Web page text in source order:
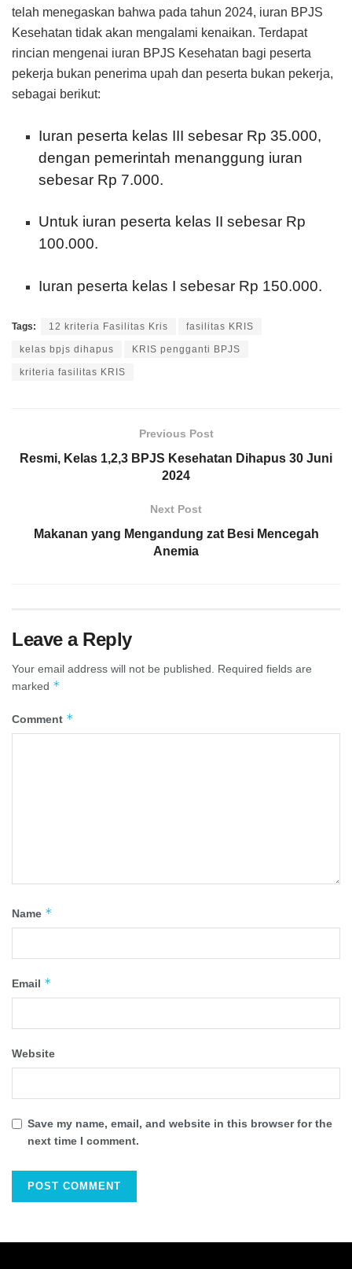
telah menegaskan bahwa pada tahun 2024, iuran BPJS
Kesehatan tidak akan mengalami kenaikan. Terdapat
rincian mengenai iuran BPJS Kesehatan bagi peserta
pekerja bukan penerima upah dan peserta bukan pekerja,
sebagai berikut:
Iuran peserta kelas III sebesar Rp 35.000,
dengan pemerintah menanggung iuran
sebesar Rp 7.000.
Untuk iuran peserta kelas II sebesar Rp
100.000.
Iuran peserta kelas I sebesar Rp 150.000.
Tags: 12 kriteria Fasilitas Kris fasilitas KRIS
kelas bpjs dihapus KRIS pengganti BPJS
kriteria fasilitas KRIS
Previous Post
Resmi, Kelas 1,2,3 BPJS Kesehatan Dihapus 30 Juni
2024
Next Post
Makanan yang Mengandung zat Besi Mencegah
Anemia
Leave a Reply
Your email address will not be published.
Required fields are
marked *
Comment *
Name *
Email *
Website
Save my name, email, and website in this browser for the
next time I comment.